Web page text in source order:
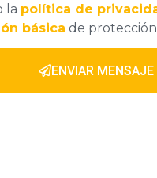
la política de
básica de
ENVIAR MENSAJE